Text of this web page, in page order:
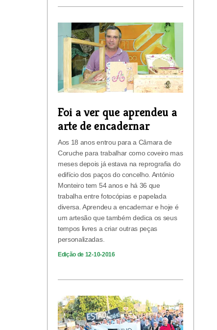
Foi a ver que aprendeu a
arte de encadernar
Aos 18 anos entrou para a Câmara de
Coruche para trabalhar como coveiro mas
meses depois já estava na reprografia do
edifício dos paços do concelho. António
Monteiro tem 54 anos e há 36 que
trabalha entre fotocópias e papelada
diversa. Aprendeu a encadernar e hoje é
um artesão que também dedica os seus
tempos livres a criar outras peças
personalizadas.
Edição de 12-10-2016